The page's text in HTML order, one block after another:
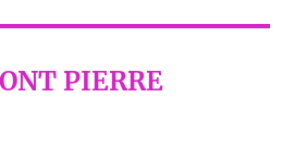
PIERRE